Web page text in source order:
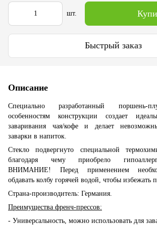
шт.
Быстрый заказ
Описание
Специально разработанный поршень-
особенностям конструкции создает
заваривания чая/кофе и делает
заварки в напиток.
Стекло подвергнуто специальной
благодаря чему приобрело
ВНИМАНИЕ! Перед применением
обдавать колбу горячей водой, чтобы избежать
Страна-производитель: Германия.
Преимущества френч-прессов:
- Универсальность, можно использовать для